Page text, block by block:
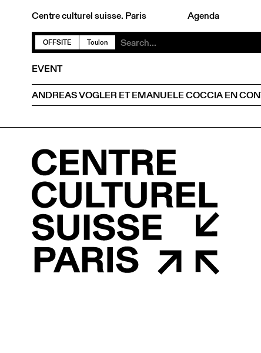
Centre culturel suisse. Paris Agenda
OFFSITE Toulon
EVENT